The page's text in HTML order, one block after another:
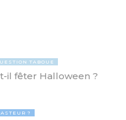
TABOUE
il fêter Halloween ?
?